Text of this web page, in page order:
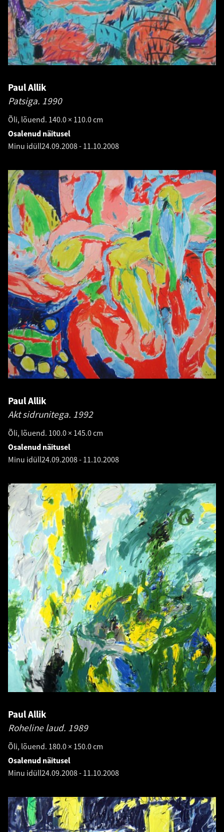
Paul Allik
Patsiga. 1990
Õli, lõuend. 140.0 × 110.0 cm
Osalenud näitusel
Minu idüll24.09.2008- 11.10.2008
Paul Allik
Akt sidrunitega. 1992
Õli, lõuend. 100.0 × 145.0 cm
Osalenud näitusel
Minu idüll24.09.2008- 11.10.2008
Paul Allik
Roheline laud. 1989
Õli, lõuend. 180.0 × 150.0 cm
Osalenud näitusel
Minu idüll24.09.2008- 11.10.2008